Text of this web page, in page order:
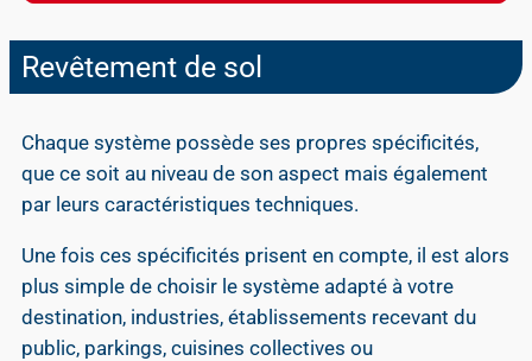
Revêtement de sol​
Chaque système possède ses propres spécificités,
que ce soit au niveau de son aspect mais également
par leurs caractéristiques techniques.
Une fois ces spécificités prisent en compte, il est alors
plus simple de choisir le système adapté à votre
destination, industries, établissements recevant du
public, parkings, cuisines collectives ou